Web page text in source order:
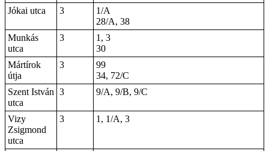
Jókai utca
3
1/A
28/A, 38
Munkás
utca
3
1, 3
30
Mártírok
útja
3
99
34, 72/C
Szent István
utca
3 9/A, 9/B, 9/C
Vizy
Zsigmond
utca
3 1, 1/A, 3